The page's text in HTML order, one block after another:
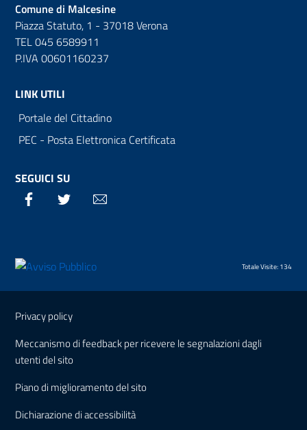
Comune di Malcesine
Piazza Statuto, 1 - 37018 Verona
TEL 045 6589911
P.IVA 00601160237
LINK UTILI
Portale del Cittadino
PEC - Posta Elettronica Certificata
SEGUICI SU
Facebook Twitter
Totale Visite: 134
Sezione Link Utili
Privacy policy
Meccanismo di feedback per ricevere le segnalazioni dagli
utenti del sito
Piano di miglioramento del sito
Dichiarazione di accessibilità